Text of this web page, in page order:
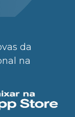
da
na